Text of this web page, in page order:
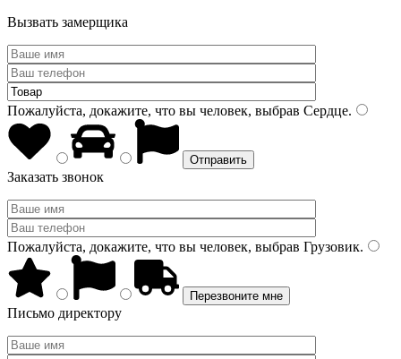
Вызвать замерщика
Пожалуйста, докажите, что вы человек, выбрав Сердце.
Заказать звонок
Пожалуйста, докажите, что вы человек, выбрав Грузовик.
Письмо директору